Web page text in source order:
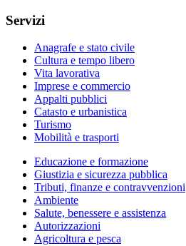
Servizi
Anagrafe e stato civile
Cultura e tempo libero
Vita lavorativa
Imprese e commercio
Appalti pubblici
Catasto e urbanistica
Turismo
Mobilità e trasporti
Educazione e formazione
Giustizia e sicurezza pubblica
Tributi, finanze e contravvenzioni
Ambiente
Salute, benessere e assistenza
Autorizzazioni
Agricoltura e pesca